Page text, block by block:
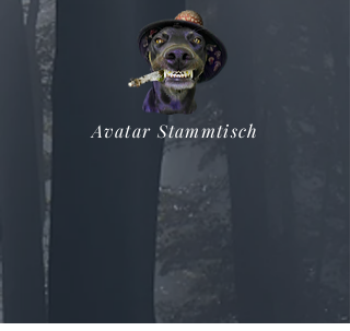
Avatar Stammtisch